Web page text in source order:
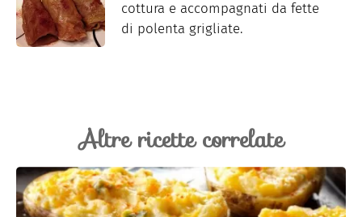
cottura e accompagnati da fette
di polenta grigliate.
Altre ricette correlate